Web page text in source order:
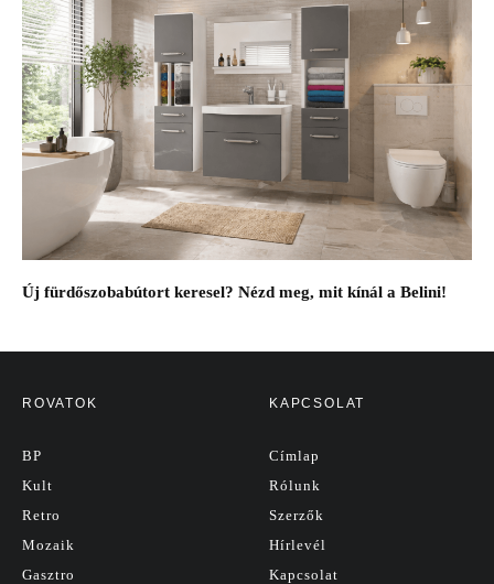
Új fürdőszobabútort keresel? Nézd meg, mit kínál a Belini!
ROVATOK
BP
Kult
Retro
Mozaik
Gasztro
KAPCSOLAT
Címlap
Rólunk
Szerzők
Hírlevél
Kapcsolat